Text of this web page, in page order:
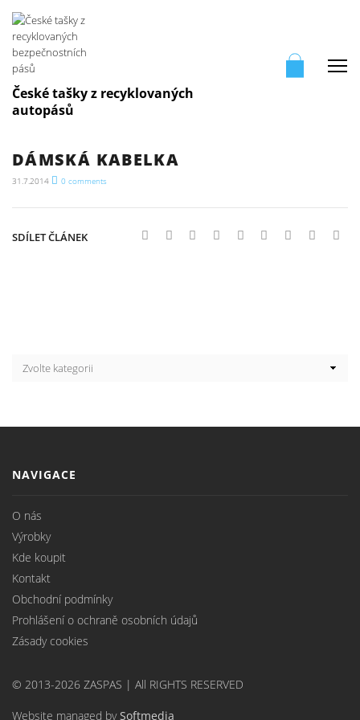
České tašky z recyklovaných
autopásů
DÁMSKÁ KABELKA
31.7.2014 0 comments
SDÍLET ČLÁNEK
NAVIGACE
O nás
Výrobky
Kde koupit
Kontakt
Obchodní podmínky
Prohlášení o ochraně osobních údajů
Zásady cookies
© 2013-2026 ZASPAS | All RIGHTS RESERVED
Website managed bySoftmedia